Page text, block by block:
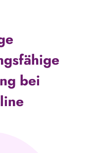
bei